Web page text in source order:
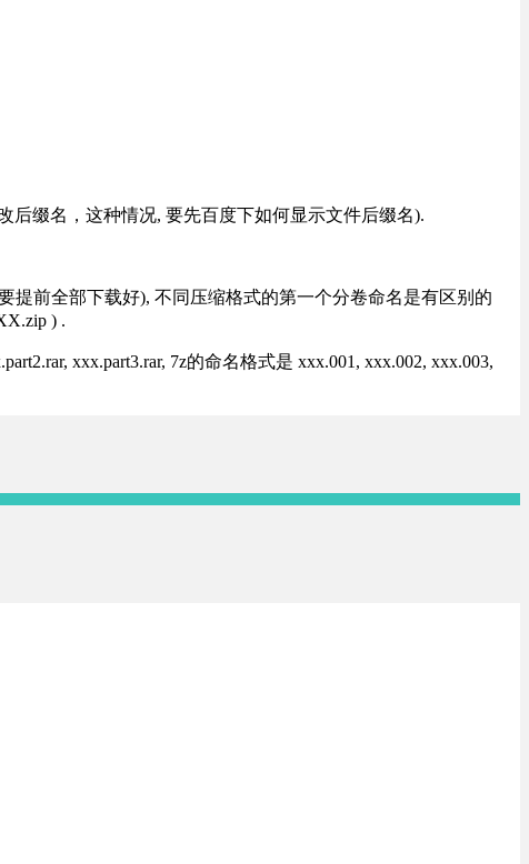
后缀名，这种情况, 要先百度下如何显示文件后缀名).
提前全部下载好), 不同压缩格式的第一个分卷命名是有区别的
) .
xxx.part3.rar, 7z的命名格式是 xxx.001, xxx.002, xxx.003,